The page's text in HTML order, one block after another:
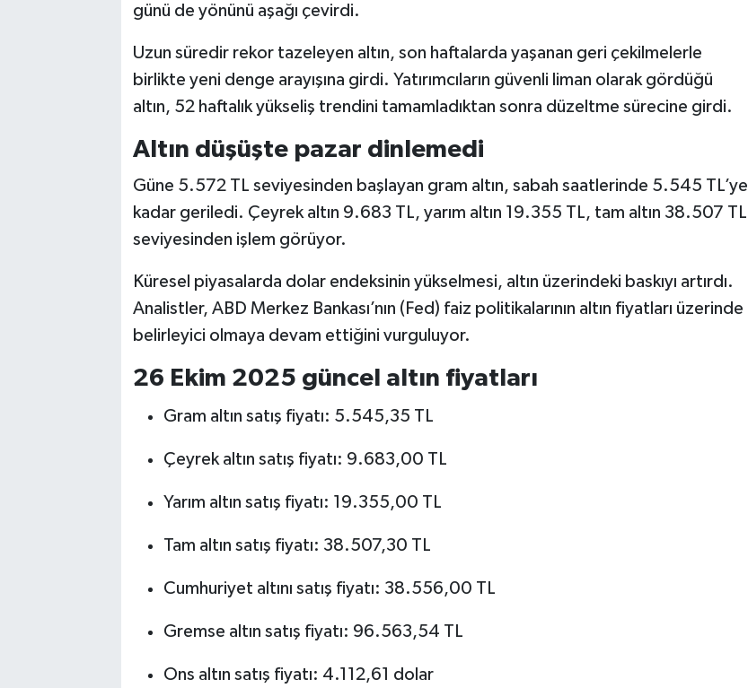
günü de yönünü aşağı çevirdi.
Uzun süredir rekor tazeleyen altın, son haftalarda yaşanan geri çekilmelerle
birlikte yeni denge arayışına girdi. Yatırımcıların güvenli liman olarak gördüğü
altın, 52 haftalık yükseliş trendini tamamladıktan sonra düzeltme sürecine girdi.
Altın düşüşte pazar dinlemedi
Güne 5.572 TL seviyesinden başlayan gram altın, sabah saatlerinde 5.545 TL’ye
kadar geriledi. Çeyrek altın 9.683 TL, yarım altın 19.355 TL, tam altın 38.507 TL
seviyesinden işlem görüyor.
Küresel piyasalarda dolar endeksinin yükselmesi, altın üzerindeki baskıyı artırdı.
Analistler, ABD Merkez Bankası’nın (Fed) faiz politikalarının altın fiyatları üzerinde
belirleyici olmaya devam ettiğini vurguluyor.
26 Ekim 2025 güncel altın fiyatları
Gram altın satış fiyatı: 5.545,35 TL
Çeyrek altın satış fiyatı: 9.683,00 TL
Yarım altın satış fiyatı: 19.355,00 TL
Tam altın satış fiyatı: 38.507,30 TL
Cumhuriyet altını satış fiyatı: 38.556,00 TL
Gremse altın satış fiyatı: 96.563,54 TL
Ons altın satış fiyatı: 4.112,61 dolar